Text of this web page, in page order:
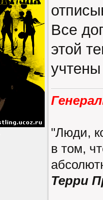
Все
этой
"Люди,
в том,
Терри